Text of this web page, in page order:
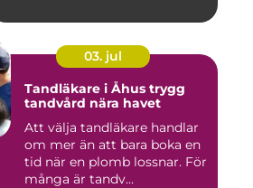
03. jul
Tandläkare i Åhus trygg
tandvård nära havet
Att välja tandläkare handlar
om mer än att bara boka en
tid när en plomb lossnar. För
många är tandv...